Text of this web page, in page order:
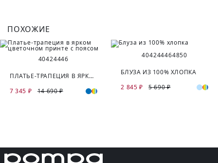
ПОХОЖИЕ
40424446
ПЛАТЬЕ-ТРАПЕЦИЯ В ЯРКОМ ЦВЕТОЧНОМ ПРИНТЕ С ПОЯСОМ
7 345 ₽
14 690 ₽
404244464850
БЛУЗА ИЗ 100% ХЛОПКА
2 845 ₽
5 690 ₽